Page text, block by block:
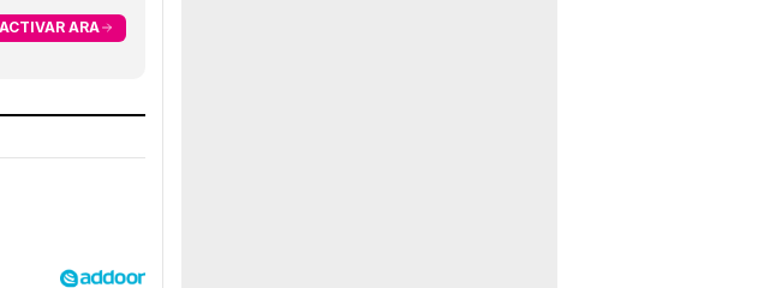
ACTIVAR ARA